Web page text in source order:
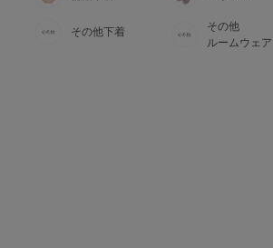
その他下着
その他
ルームウェア